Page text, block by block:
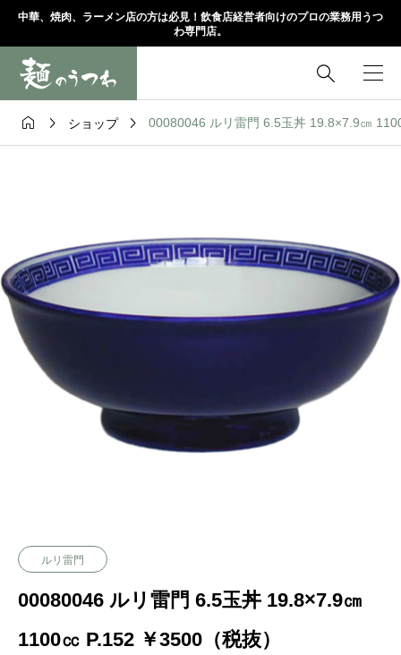
中華、焼肉、ラーメン店の方は必見！飲食店経営者向けのプロの業務用うつ
わ専門店。

  ショップ  00080046 ルリ雷門 6.5玉丼 19.8×7.9㎝
ルリ雷門
00080046 ルリ雷門 6.5玉丼 19.8×7.9㎝
1100㏄ P.152 ￥3500（税抜）